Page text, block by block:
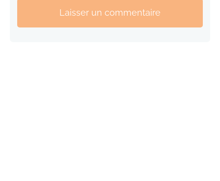
Laisser un commentaire